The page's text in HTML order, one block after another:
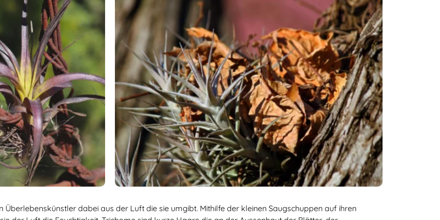
Überlebenskünstler dabei aus der Luft die sie umgibt. Mithilfe der kleinen Saugschuppen auf ihren